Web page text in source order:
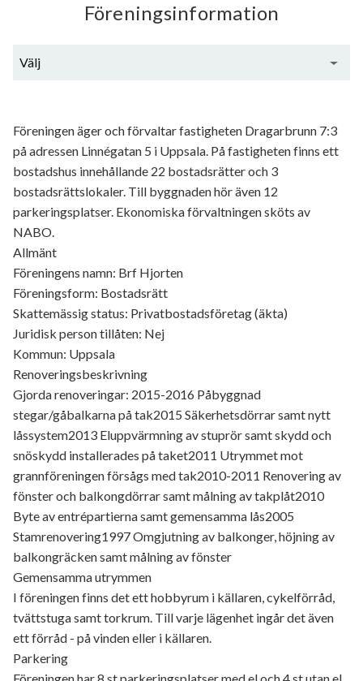
Föreningsinformation
Välj
Föreningen äger och förvaltar fastigheten Dragarbrunn 7:3
på adressen Linnégatan 5 i Uppsala. På fastigheten finns ett
bostadshus innehållande 22 bostadsrätter och 3
bostadsrättslokaler. Till byggnaden hör även 12
parkeringsplatser. Ekonomiska förvaltningen sköts av
NABO.
Allmänt
Föreningens namn: Brf Hjorten
Föreningsform: Bostadsrätt
Skattemässig status: Privatbostadsföretag (äkta)
Juridisk person tillåten: Nej
Kommun: Uppsala
Renoveringsbeskrivning
Gjorda renoveringar: 2015-2016 Påbyggnad
stegar/gåbalkarna på tak2015 Säkerhetsdörrar samt nytt
låssystem2013 Eluppvärmning av stuprör samt skydd och
snöskydd installerades på taket2011 Utrymmet mot
grannföreningen försågs med tak2010-2011 Renovering av
fönster och balkongdörrar samt målning av takplåt2010
Byte av entrépartierna samt gemensamma lås2005
Stamrenovering1997 Omgjutning av balkonger, höjning av
balkongräcken samt målning av fönster
Gemensamma utrymmen
I föreningen finns det ett hobbyrum i källaren, cykelförråd,
tvättstuga samt torkrum. Till varje lägenhet ingår det även
ett förråd - på vinden eller i källaren.
Parkering